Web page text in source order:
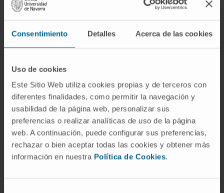
Consentimiento Detalles Acerca de las cookies
Uso de cookies
Este Sitio Web utiliza cookies propias y de terceros con
diferentes finalidades, como permitir la navegación y
usabilidad de la página web, personalizar sus
preferencias o realizar analíticas de uso de la página
web. A continuación, puede configurar sus preferencias,
rechazar o bien aceptar todas las cookies y obtener más
información en nuestra Política de Cookies.
estabelecido, o tratamento é geralmente
muito eficaz.
O Departamento de
Pneumologia